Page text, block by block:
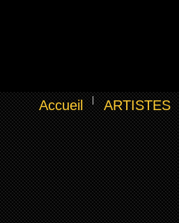
Accueil ARTISTES